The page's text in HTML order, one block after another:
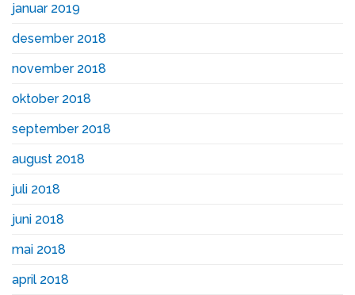
januar 2019
desember 2018
november 2018
oktober 2018
september 2018
august 2018
juli 2018
juni 2018
mai 2018
april 2018